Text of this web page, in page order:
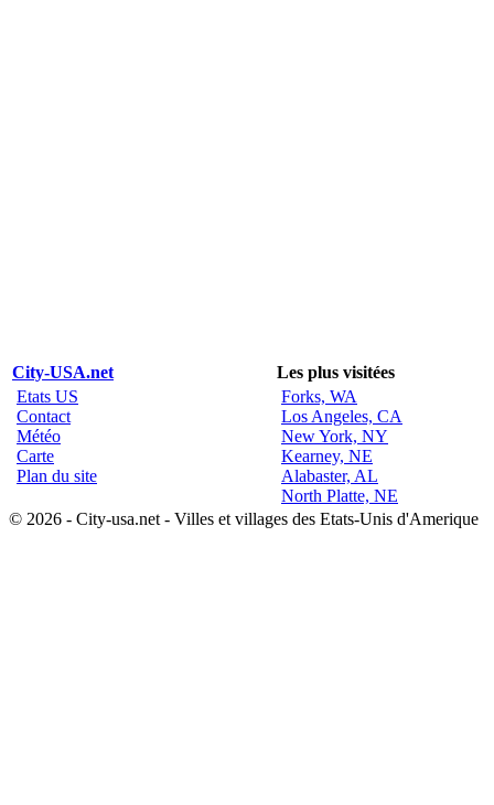
City-USA.net
Les plus visitées
Etats US
Contact
Météo
Carte
Plan du site
Forks, WA
Los Angeles, CA
New York, NY
Kearney, NE
Alabaster, AL
North Platte, NE
© 2026 - City-usa.net - Villes et villages des Etats-Unis d'Amerique